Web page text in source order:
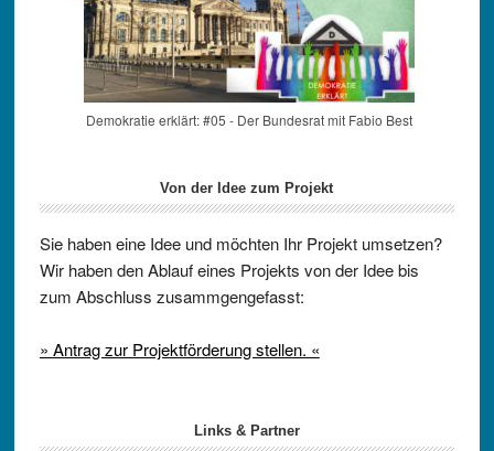
Demokratie erklärt: #05 - Der Bundesrat mit Fabio Best
Von der Idee zum Projekt
Sie haben eine Idee und möchten Ihr Projekt umsetzen?
Wir haben den Ablauf eines Projekts von der Idee bis
zum Abschluss zusammgengefasst:
» Antrag zur Projektförderung stellen. «
Links & Partner